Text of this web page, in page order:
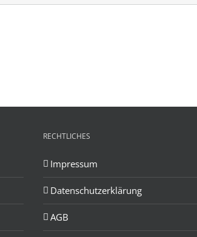
RECHTLICHES
Impressum
Datenschutzerklärung
AGB